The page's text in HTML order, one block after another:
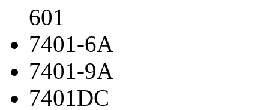
601
7401-6A
7401-9A
7401DC